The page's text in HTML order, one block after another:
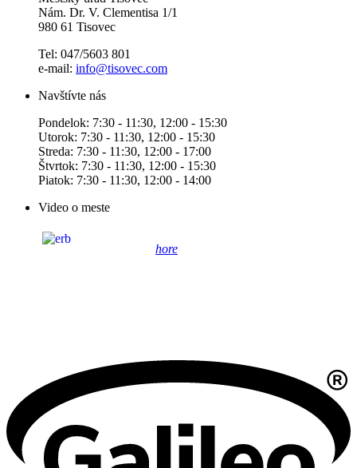
Nám. Dr. V. Clementisa 1/1
980 61 Tisovec
Tel: 047/5603 801
e-mail: info@tisovec.com
Navštívte nás
Pondelok: 7:30 - 11:30, 12:00 - 15:30
Utorok: 7:30 - 11:30, 12:00 - 15:30
Streda: 7:30 - 11:30, 12:00 - 17:00
Štvrtok: 7:30 - 11:30, 12:00 - 15:30
Piatok: 7:30 - 11:30, 12:00 - 14:00
Video o meste
hore